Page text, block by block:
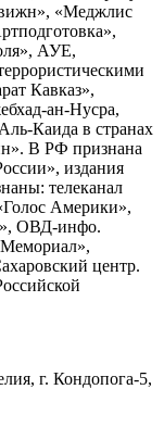
«Меджлис
АУЕ,
Кавказ»,
ан-Нусра,
Каида в странах
В РФ признана
издания
телеканал
Америки»,
ОВД-инфо.
центр.
г. Кондопога-5,